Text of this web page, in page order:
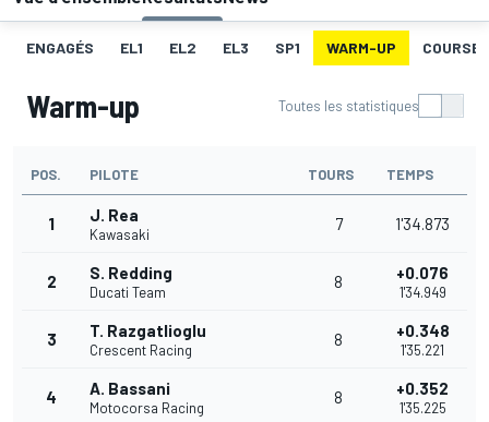
ENGAGÉS EL1 EL2 EL3 SP1 WARM-UP COURSE 1
Warm-up Toutes les statistiques
POS. PILOTE TOURS TEMPS
1 J. Rea
Kawasaki
7 1'34.873
2 S. Redding
Ducati Team
8 +0.076
1'34.949
3 T. Razgatlioglu
Crescent Racing
8 +0.348
1'35.221
4 A. Bassani
Motocorsa Racing
8 +0.352
1'35.225